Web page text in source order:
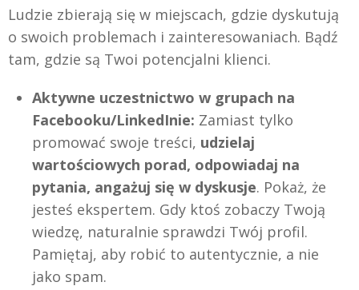
Ludzie zbierają się w miejscach, gdzie dyskutują
o swoich problemach i zainteresowaniach. Bądź
tam, gdzie są Twoi potencjalni klienci.
Aktywne uczestnictwo w grupach na
Facebooku/LinkedInie: Zamiast tylko
promować swoje treści, udzielaj
wartościowych porad, odpowiadaj na
pytania, angażuj się w dyskusje. Pokaż, że
jesteś ekspertem. Gdy ktoś zobaczy Twoją
wiedzę, naturalnie sprawdzi Twój profil.
Pamiętaj, aby robić to autentycznie, a nie
jako spam.